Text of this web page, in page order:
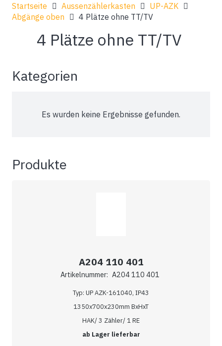
Startseite Aussenzählerkasten
UP-AZK
Abgänge oben
4 Plätze ohne TT/TV
4 Plätze ohne TT/TV
Kategorien
Es wurden keine Ergebnisse gefunden.
Produkte
A204 110 401
Artikelnummer: A204 110 401
Typ: UP AZK-161040, IP43
1350x700x230mm BxHxT
HAK/ 3 Zähler/ 1 RE
ab Lager lieferbar